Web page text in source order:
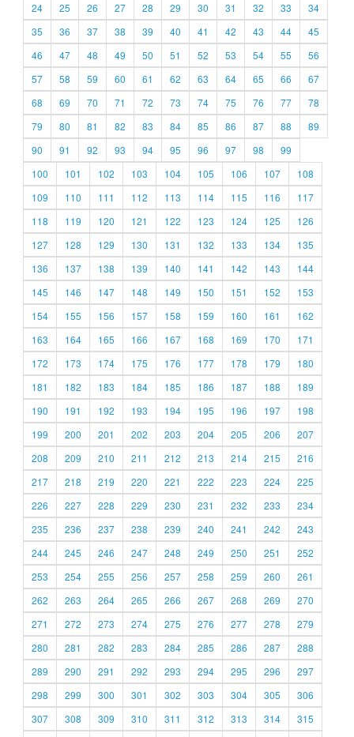
24
25 26 27 28 29 30 31 32 33
34
35
36 37 38 39 40 41 42 43 44
45
46
47 48 49 50 51 52 53 54 55
56
57
58 59 60 61 62 63 64 65 66
67
68
69 70 71 72 73 74 75 76 77
78
79
80 81 82 83 84 85 86 87 88
89
90
91 92 93 94 95 96 97 98
99
100
101 102 103 104 105 106 107
108
109
110 111 112 113 114 115 116
117
118
119 120 121 122 123 124 125
126
127
128 129 130 131 132 133 134
135
136
137 138 139 140 141 142 143
144
145
146 147 148 149 150 151 152
153
154
155 156 157 158 159 160 161
162
163
164 165 166 167 168 169 170
171
172
173 174 175 176 177 178 179
180
181
182 183 184 185 186 187 188
189
190
191 192 193 194 195 196 197
198
199
200 201 202 203 204 205 206
207
208
209 210 211 212 213 214 215
216
217
218 219 220 221 222 223 224
225
226
227 228 229 230 231 232 233
234
235
236 237 238 239 240 241 242
243
244
245 246 247 248 249 250 251
252
253
254 255 256 257 258 259 260
261
262
263 264 265 266 267 268 269
270
271
272 273 274 275 276 277 278
279
280
281 282 283 284 285 286 287
288
289
290 291 292 293 294 295 296
297
298
299 300 301 302 303 304 305
306
307
308 309 310 311 312 313 314
315